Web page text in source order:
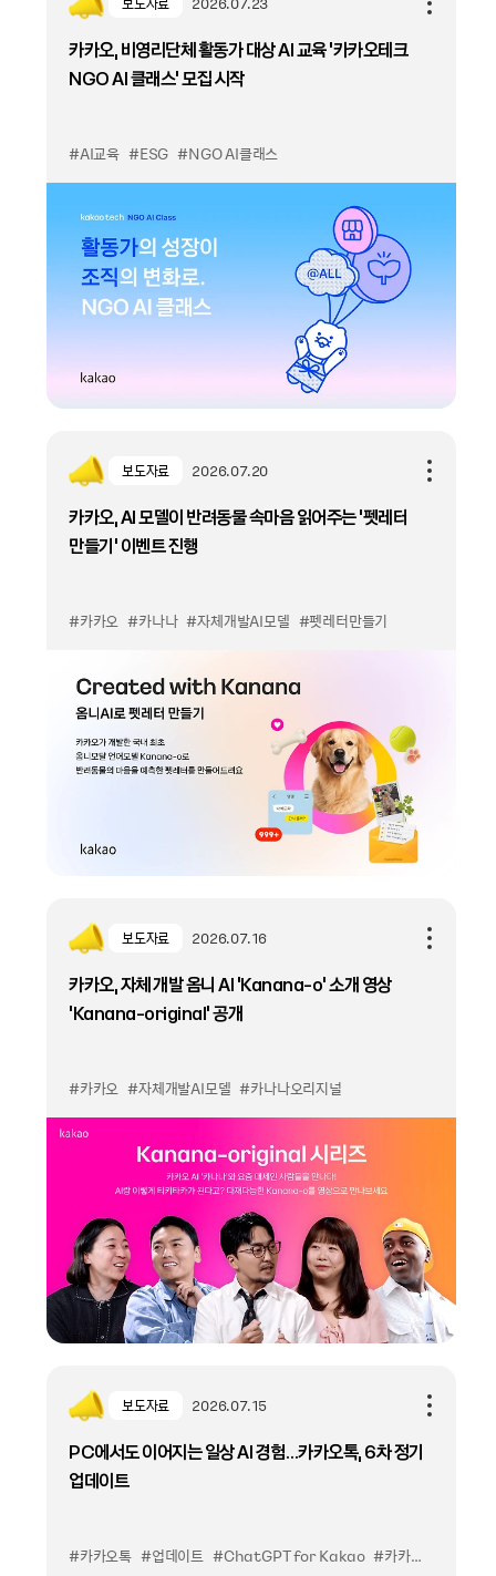
KANANA AI PRIVACY AI SAFETY FULL STACK AIAI SERVICE
모든 ‘나’를 위한 Agentic AI
Kanana는 AI를 사용하는 모든 ‘나'를 위해 존재합니다.
우리의 일상 가장 가까운 곳에서,
가장 의미 있는 AI가 되기 위해
판단하고, 행동하는 ‘나를 가장 잘 아는 AI’를 지향합니다.
카카오의 다양한 생태계와 서비스, 카카오가 만든 AI모델을 통해
카카오, 비영리단체 활동가 대상 AI 교육 ‘카카오테크
NGO AI 클래스’ 모집 시작
#AI교육 #ESG #NGO AI클래스
보도자료 2026.07.20
카카오, AI 모델이 반려동물 속마음 읽어주는 '펫레터
만들기' 이벤트 진행
#카카오 #카나나 #자체개발AI모델 #펫레터만들기
보도자료 2026.07.16
카카오, 자체 개발 옴니 AI ‘Kanana-o’ 소개 영상
‘Kanana-original' 공개
#카카오 #자체개발AI모델 #카나나오리지널
보도자료 2026.07.15
PC에서도 이어지는 일상 AI 경험…카카오톡, 6차 정기
업데이트
#카카오톡 #업데이트 #ChatGPT for Kakao #카카오톡PC